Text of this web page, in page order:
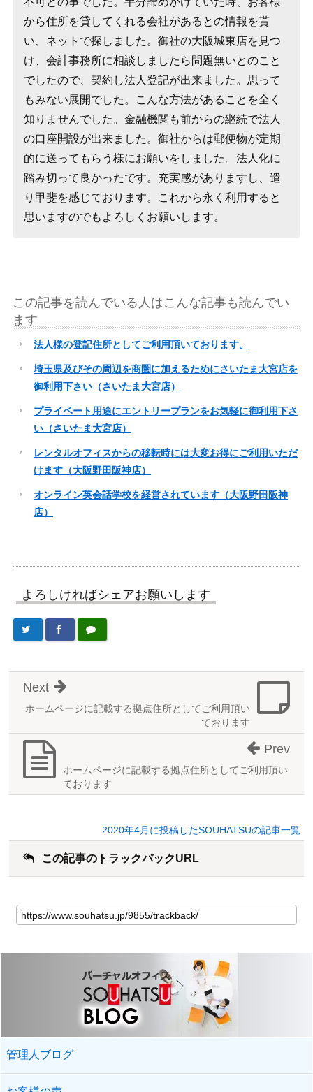
から住所を貸してくれる会社があるとの情報を貰
い、ネットで探しました。御社の大阪城東店を見つ
け、会計事務所に相談しましたら問題無いとのこと
でしたので、契約し法人登記が出来ました。思って
もみない展開でした。こんな方法があることを全く
知りませんでした。金融機関も前からの継続で法人
の口座開設が出来ました。御社からは郵便物が定期
的に送ってもらう様にお願いをしました。法人化に
踏み切って良かったです。充実感がありますし、遣
り甲斐を感じております。これから永く利用すると
思いますのでもよろしくお願いします。
この記事を読んでいる人はこんな記事も読んでい
ます
法人様の登記住所としてご利用頂いております。
埼玉県及びその周辺を商圏に加えるためにさいたま大宮店を
御利用下さい（さいたま大宮店）
プライベート用途にエントリープランをお気軽に御利用下さ
い（さいたま大宮店）
レンタルオフィスからの移転時には大変お得にご利用いただ
けます（大阪野田阪神店）
オンライン英会話学校を経営されています（大阪野田阪神
店）
よろしければシェアお願いします
ホームページに記載する拠点住所としてご利用頂い
ております
Next
ホームページに記載する拠点住所としてご利用頂い
ております
Prev
2020年4月に投稿したSOUHATSUの記事一覧
この記事のトラックバックURL
管理人ブログ